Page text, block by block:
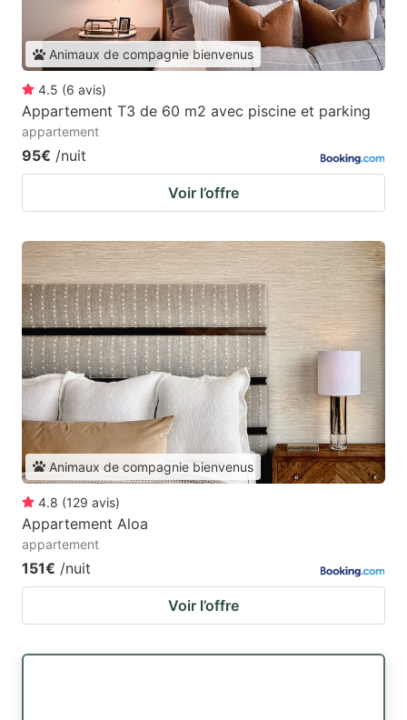
Animaux de compagnie bienvenus
4.5 (6 avis)
Appartement T3 de 60 m2 avec piscine et parking
appartement
95€ /nuit
Voir l’offre
Animaux de compagnie bienvenus
4.8 (129 avis)
Appartement Aloa
appartement
151€ /nuit
Voir l’offre